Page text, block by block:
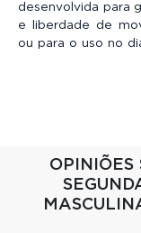
desenvolvida para
e liberdade de
ou para o uso no
raios UV-A e UV-B
atividades físicas.
absorção do suor,
uso de amaciante
OPINIÕES